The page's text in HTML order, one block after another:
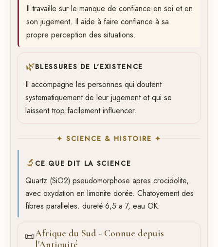
Il travaille sur le manque de confiance en soi et en
son jugement. Il aide à faire confiance à sa
propre perception des situations.
🌿BLESSURES DE L'EXISTENCE
Il accompagne les personnes qui doutent
systematiquement de leur jugement et qui se
laissent trop facilement influencer.
✦ SCIENCE & HISTOIRE ✦
🔬 CE QUE DIT LA SCIENCE
Quartz (SiO2) pseudomorphose apres crocidolite,
avec oxydation en limonite dorée. Chatoyement des
fibres paralleles. dureté 6,5 a 7, eau OK.
📜Afrique du Sud - Connue depuis
l'Antiquité